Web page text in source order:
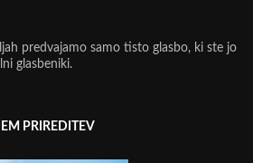
predvajamo samo tisto glasbo, ki ste jo
glasbeniki.
PRIREDITEV